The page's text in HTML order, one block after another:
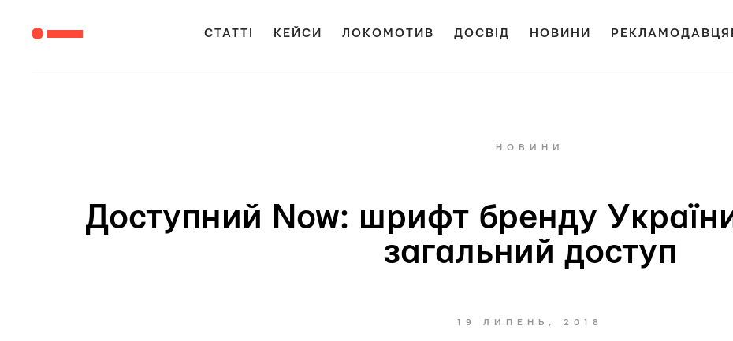
СТАТТІ КЕЙСИ ЛОКОМОТИВ ДОСВІД НОВИНИ
НОВИНИ
Доступний Now: шрифт бренду
загальний доступ
19 ЛИПЕНЬ, 2018